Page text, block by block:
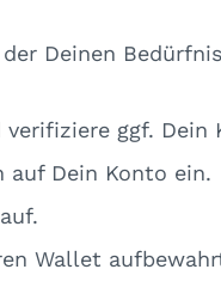
Deinen
ggf. Dein
auf Dein Konto ein.
Wallet